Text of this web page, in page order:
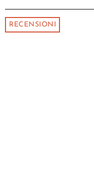
RECENSIONI